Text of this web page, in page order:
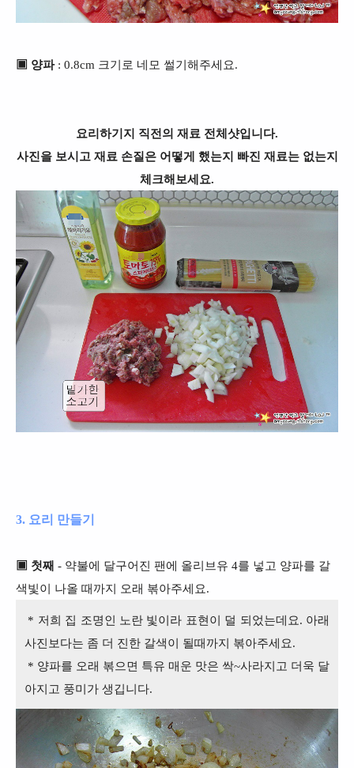
▣ 양파: 0.8cm 크기로 네모 썰기해주세요.
요리하기지 직전의 재료 전체샷입니다.
사진을 보시고 재료 손질은 어떻게 했는지 빠진 재료는 없는지
체크해보세요.
3. 요리 만들기
▣ 첫째 - 약불에 달구어진 팬에 올리브유 4를 넣고 양파를 갈
색빛이 나올 때까지 오래 볶아주세요.
* 저희 집 조명인 노란 빛이라 표현이 덜 되었는데요. 아래
사진보다는 좀 더 진한 갈색이 될때까지 볶아주세요.
* 양파를 오래 볶으면 특유 매운 맛은 싹~사라지고 더욱 달
아지고 풍미가 생깁니다.